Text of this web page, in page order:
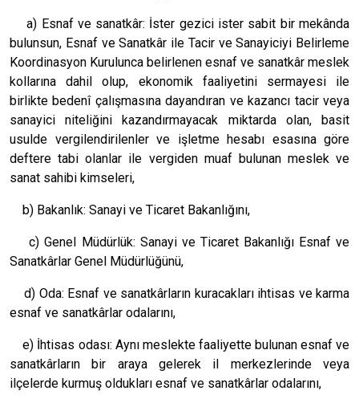
a) Esnaf ve sanatkâr: İster gezici ister sabit bir mekânda
bulunsun, Esnaf ve Sanatkâr ile Tacir ve Sanayiciyi Belirleme
Koordinasyon Kurulunca belirlenen esnaf ve sanatkâr meslek
kollarına dahil olup, ekonomik faaliyetini sermayesi ile
birlikte bedenî çalışmasına dayandıran ve kazancı tacir veya
sanayici niteliğini kazandırmayacak miktarda olan, basit
usulde vergilendirilenler ve işletme hesabı esasına göre
deftere tabi olanlar ile vergiden muaf bulunan meslek ve
sanat sahibi kimseleri,
b) Bakanlık: Sanayi ve Ticaret Bakanlığını,
c) Genel Müdürlük: Sanayi ve Ticaret Bakanlığı Esnaf ve
Sanatkârlar Genel Müdürlüğünü,
d) Oda: Esnaf ve sanatkârların kuracakları ihtisas ve karma
esnaf ve sanatkârlar odalarını,
e) İhtisas odası: Aynı meslekte faaliyette bulunan esnaf ve
sanatkârların bir araya gelerek il merkezlerinde veya
ilçelerde kurmuş oldukları esnaf ve sanatkârlar odalarını,